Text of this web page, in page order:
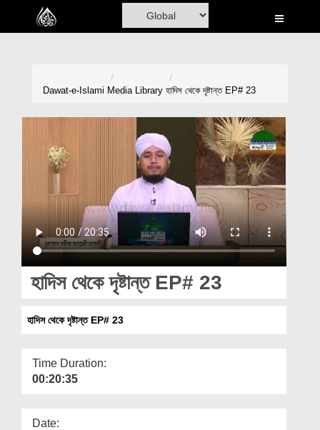
Home
Volunteer Portal
Donation
Magazine
Departments
More
Dawat-e-Islami Media Library হাদিস থেকে দৃষ্টান্ত EP# 23
হাদিস থেকে দৃষ্টান্ত EP# 23
হাদিস থেকে দৃষ্টান্ত EP# 23
Time Duration:
00:20:35
Date: